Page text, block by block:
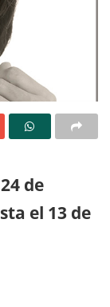
de
el 13 de